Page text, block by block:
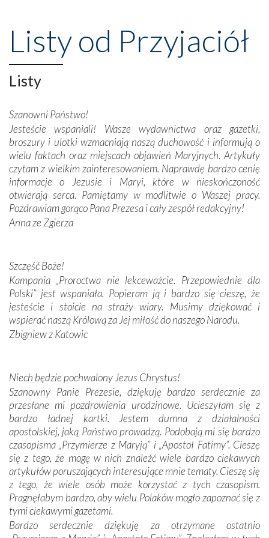
Opatrznościową pomoc w wygranej bitwie o
niepodległość kraju. Zachwyt budziła potężna, a zarazem
misterna architektura tych monumentalnych dzieł,
wspaniałe zdobienia, dbałość ich twórców o detale,
połączenie talentów z wytrwałością i pracowitością
Podążyliśmy też śladami fatimskich wizjonerów – Łucji
dos Santos oraz świętych Hiacynty i Franciszka Marto.
Modliliśmy się przy ich grobach. Odprawiliśmy Drogę
Krzyżową w ich rodzinnych stronach, odwiedziliśmy
domy, w których żyli.
W miejscu objawień Matki Bożej zapaliliśmy świece
przywiezione wraz z intencjami powierzonymi nam przez
spotykaliśmy się z serdeczną otwartością
Portugalczyków. Podziwialiśmy ich ludową sztukę i
zwyczaje. Mimo że nasze kraje są od siebie bardzo
oddalone, w żaden sposób nie czuliśmy się obco.
Sprawiła to oczywiście sama Matka Boża, ale też
kulturowa bliskość biorąca swój początek w naszej
wspólnej wierze. Podczas wyjazdów do historycznych
mieliśmy okazję przekonać się, że Maryja swoją opieką
otacza nie tylko nasz naród, lecz wszystkie nacje, które
się Jej ufnie oddają, a także każdą osobę, która zawierza
Jej siebie oraz swych bliskich.
Dzieje Portugalii to również historia wierności Bogu i
odstępstw, także w życiu władców. Trudne momenty w
wymiarze tak osobistym, jak i zbiorowym, przypominają o
konieczności ciągłego zabiegania o własną duszę i o łaskę
Opatrzności. Wierność przynosi pomyślność –
przynajmniej w życiu duchowym. Odstępstwo owocuje
nieszczęściem i śmiercią. Te uniwersalne prawdy
przychodziły na myśl, gdy słuchaliśmy opowieści
Listy od Przyjaciół
Listy
Szanowni Państwo!
Jesteście wspaniali! Wasze wydawnictwa oraz gazetki,
broszury i ulotki wzmacniają naszą duchowość i informują o
wielu faktach oraz miejscach objawień Maryjnych. Artykuły
czytam z wielkim zainteresowaniem. Naprawdę bardzo cenię
informacje o Jezusie i Maryi, które w nieskończoność
otwierają serca. Pamiętamy w modlitwie o Waszej pracy.
Pozdrawiam gorąco Pana Prezesa i cały zespół redakcyjny!
Anna ze Zgierza
Szczęść Boże!
Kampania „Proroctwa nie lekceważcie. Przepowiednie dla
Polski” jest wspaniała. Popieram ją i bardzo się cieszę, że
jesteście i stoicie na straży wiary. Musimy dziękować i
wspierać naszą Królową za Jej miłość do naszego Narodu.
Zbigniew z Katowic
Niech będzie pochwalony Jezus Chrystus!
Szanowny Panie Prezesie, dziękuję bardzo serdecznie za
przesłane mi pozdrowienia urodzinowe. Ucieszyłam się z
bardzo ładnej kartki. Jestem dumna z działalności
apostolskiej, jaką Państwo prowadzą. Podobają mi się bardzo
czasopisma „Przymierze z Maryją” i „Apostoł Fatimy”. Cieszę
się z tego, że mogę w nich znaleźć wiele bardzo ciekawych
artykułów poruszających interesujące mnie tematy. Cieszę się
z tego, że wiele osób może korzystać z tych czasopism.
Pragnęłabym bardzo, aby wielu Polaków mogło zapoznać się z
tymi ciekawymi gazetami.
Bardzo serdecznie dziękuję za otrzymane ostatnio